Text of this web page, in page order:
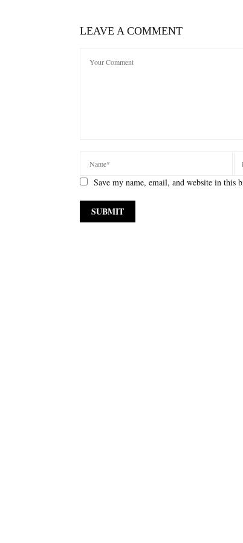
LEAVE A COMMENT
Save my name, email, and website in this